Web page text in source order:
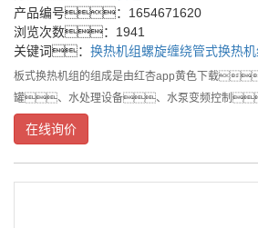
产品编号：1654671620
浏览次数：1941
关键词： 换热机组螺旋缠绕管式换热机
板式换热机组的组成是由红杏app黄色下载
罐、水处理设备、水泵变频控制
在线询价